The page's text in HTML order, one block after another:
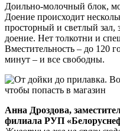
Доильно-молочный блок,
Доение происходит
просторный и светлый зал,
доение. Нет толкотни и
Вместительность – до 120
минут – и все свободны.
Анна Дроздова,
филиала РУП